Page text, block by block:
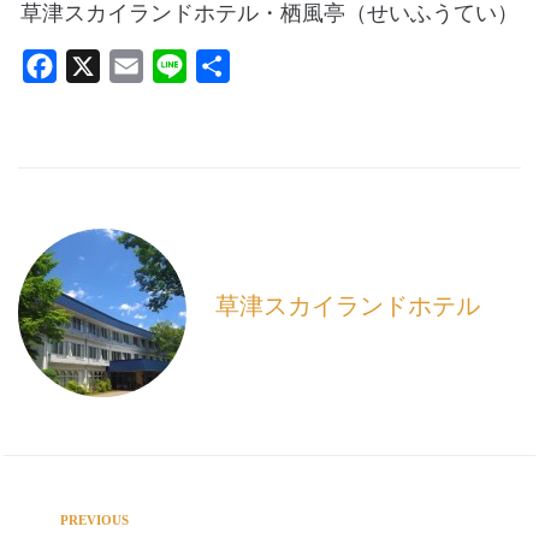
草津スカイランドホテル・栖風亭（せいふうてい）
o
o
k
草津スカイランドホテル
PREVIOUS